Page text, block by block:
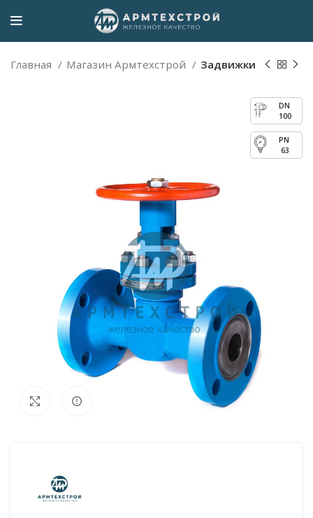
Главная Магазин Армтехстрой Задвижки
100
63
УвеличитьВнешний вид изделия может отличаться
от фото представленных на странице!